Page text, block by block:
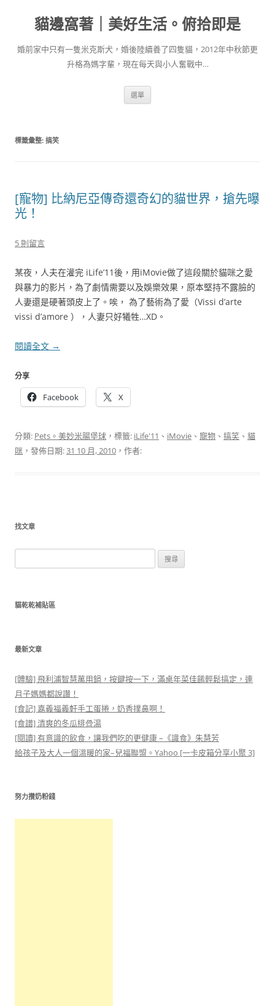
容
貓邊窩著｜美好生活。俯拾即是
婚前家中只有一隻米克斯犬，婚後陸續養了四隻貓，2012年中秋節更
升格為媽字輩，現在每天與小人奮戰中…
選單
標籤彙整: 搞笑
[寵物] 比納尼亞傳奇還奇幻的貓世界，搶先曝
光！
5 則留言
某夜，人夫在灌完 iLife’11後，用iMovie做了這段關於貓咪之愛
與暴力的影片，為了劇情需要以及娛樂效果，原本堅持不露臉的
人妻還是硬著頭皮上了。唉， 為了藝術為了愛（Vissi d’arte
vissi d’amore ），人妻只好犧牲…XD。
閱讀全文 →
分享
Facebook X
分類: Pets。美妙米腸堡球 ，標籤: iLife'11 、 iMovie 、 寵物 、 搞笑 、 貓
咪 ，發佈日期:31 10 月, 2010 ，作者:
找文章
尋
鍵
貓乾乾補貼區
最新文章
[體驗] 飛利浦智慧萬用鍋，按鍵按一下，滿桌年菜佳餚輕鬆搞定，連
月子媽媽都說讚！
[食記] 嘉義福義軒手工蛋捲，奶香撲鼻啊！
[食譜] 清爽的冬瓜排骨湯
[閱讀] 有意識的飲食，讓我們吃的更健康 –《識食》朱慧芳
給孩子及大人一個溫暖的家–兒福聯盟。Yahoo [一卡皮箱分享小聚 3]
努力攢奶粉錢